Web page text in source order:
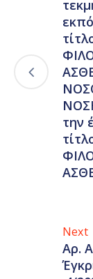
την
Next
Αρ.